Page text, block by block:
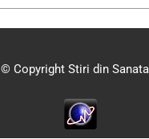
© Copyright Stiri din